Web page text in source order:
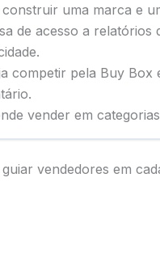
uma marca e
de acesso a relatórios
competir pela Buy Box
vender em
vendedores em